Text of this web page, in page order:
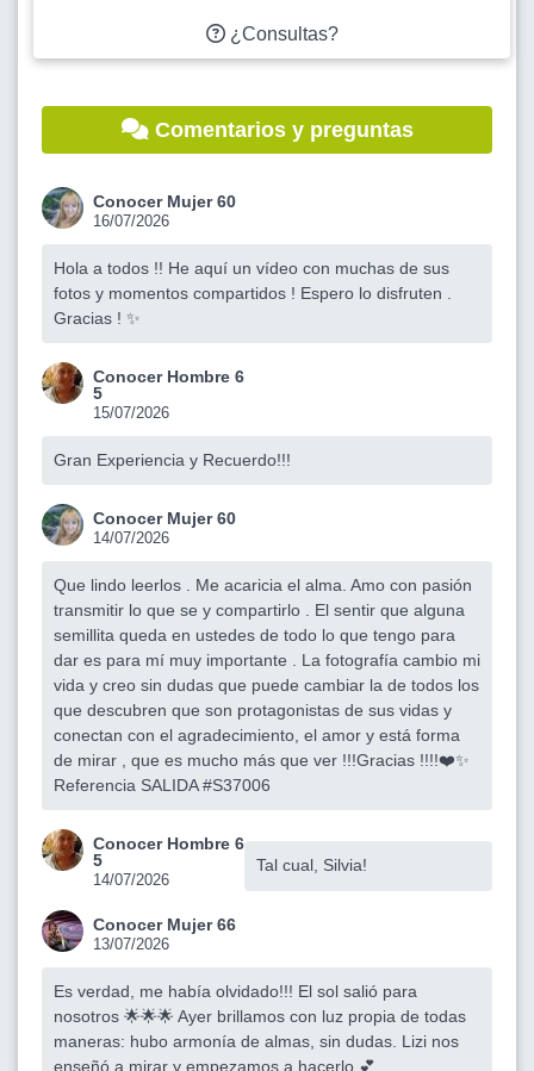
¿Consultas?
Comentarios y preguntas
Conocer Mujer 60
16/07/2026
Hola a todos !! He aquí un vídeo con muchas de sus
fotos y momentos compartidos ! Espero lo disfruten .
Gracias ! ✨
Conocer Hombre 6
5
15/07/2026
Gran Experiencia y Recuerdo!!!
Conocer Mujer 60
14/07/2026
Que lindo leerlos . Me acaricia el alma. Amo con pasión
transmitir lo que se y compartirlo . El sentir que alguna
semillita queda en ustedes de todo lo que tengo para
dar es para mí muy importante . La fotografía cambio mi
vida y creo sin dudas que puede cambiar la de todos los
que descubren que son protagonistas de sus vidas y
conectan con el agradecimiento, el amor y está forma
de mirar , que es mucho más que ver !!!Gracias !!!!❤️✨
Referencia SALIDA #S37006
Conocer Hombre 6
5
14/07/2026
Tal cual, Silvia!
Conocer Mujer 66
13/07/2026
Es verdad, me había olvidado!!! El sol salió para
nosotros 🌟🌟🌟 Ayer brillamos con luz propia de todas
maneras: hubo armonía de almas, sin dudas. Lizi nos
enseñó a mirar y empezamos a hacerlo 💕